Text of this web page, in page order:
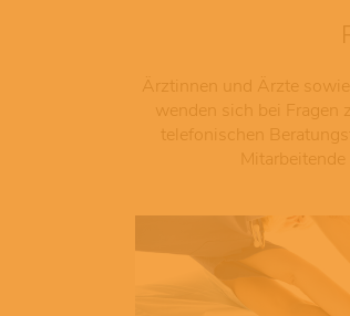
Ärztinnen und Ärzte
wenden sich bei Fragen
telefonischen